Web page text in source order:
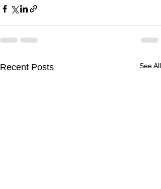
Recent Posts See All